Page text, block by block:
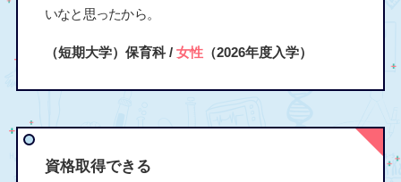
いなと思ったから。
（短期大学）保育科 / 女性（2026年度入学）
資格取得できる